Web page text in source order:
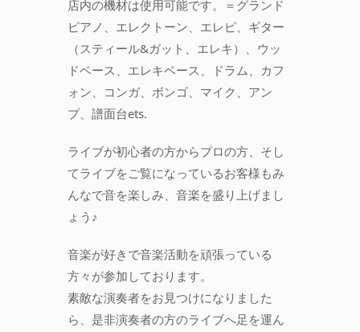
店内の機材は使用可能です。＝グランド
ピアノ、エレクトーン、エレピ、ギター
（スティール&ガット、エレキ）、ウッ
ドベース、エレキベース、ドラム、カフ
ォン、コンガ、ボンゴ、マイク、アン
プ、譜面台ets.
ライブが初心者の方からプロの方、そし
てライブをご覧になっているお客様もみ
んなで音を楽しみ、音楽を盛り上げまし
ょう♪
音楽が好きで音楽活動を頑張っている
方々が参加しております。
素敵な演奏者をお見つけになりました
ら、是非演奏者の方のライブへ足を運ん